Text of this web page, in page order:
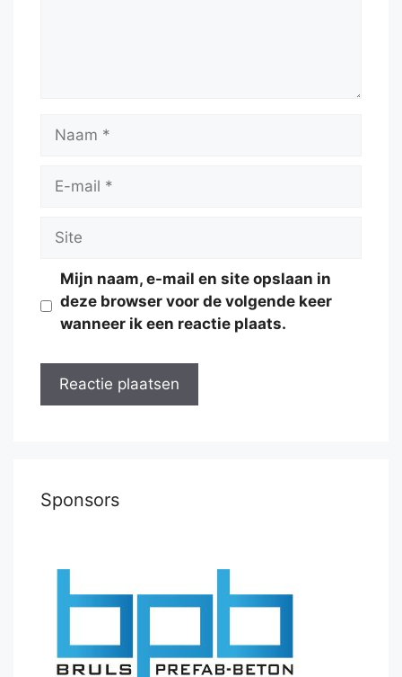
Naam
Site
Mijn naam, e-mail en site opslaan in
deze browser voor de volgende keer
wanneer ik een reactie plaats.
Sponsors